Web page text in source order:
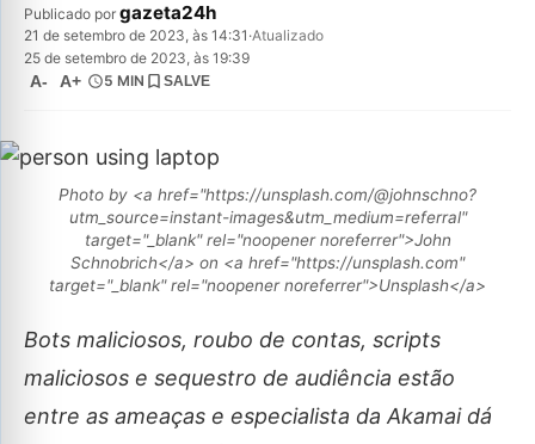
Publicado por gazeta24h
21 de setembro de 2023, às 14:31 ·Atualizado
25 de setembro de 2023, às 19:39
A- A+ 5 MIN SALVE
Photo by <a href="https://unsplash.com/@johnschno?
utm_source=instant-images&utm_medium=referral"
target="_blank" rel="noopener noreferrer">John
Schnobrich</a> on <a href="https://unsplash.com"
target="_blank" rel="noopener noreferrer">Unsplash</a>
Bots maliciosos, roubo de contas, scripts
maliciosos e sequestro de audiência estão
entre as ameaças e especialista da Akamai dá